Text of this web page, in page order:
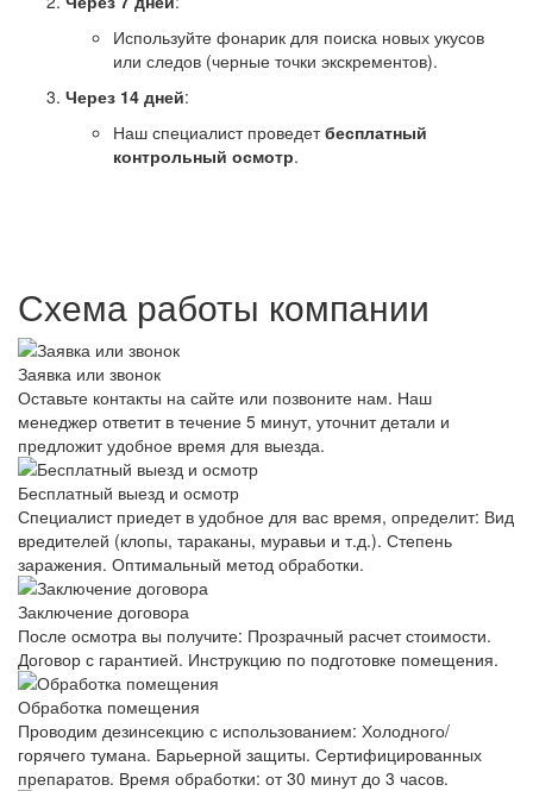
Используйте фонарик для поиска новых укусов
или следов (черные точки экскрементов).
Через 14 дней:
Наш специалист проведетбесплатный
контрольный осмотр.
Схема работы компании
Заявка или звонок
Оставьте контакты на сайте или позвоните нам. Наш
менеджер ответит в течение 5 минут, уточнит детали и
предложит удобное время для выезда.
Бесплатный выезд и осмотр
Специалист приедет в удобное для вас время, определит: Вид
вредителей (клопы, тараканы, муравьи и т.д.). Степень
заражения. Оптимальный метод обработки.
Заключение договора
После осмотра вы получите: Прозрачный расчет стоимости.
Договор с гарантией. Инструкцию по подготовке помещения.
Обработка помещения
Проводим дезинсекцию с использованием: Холодного/
горячего тумана. Барьерной защиты. Сертифицированных
препаратов. Время обработки: от 30 минут до 3 часов.